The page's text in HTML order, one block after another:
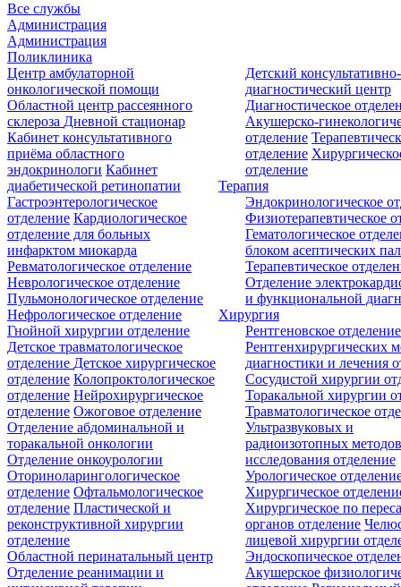
Все службы
Администрация
Администрация
Поликлиника
Центр амбулаторной
онкологической помощи
Областной центр рассеянного
склероза Дневной стационар
Кабинет консультативного
приёма областного
эндокринологи Кабинет
диабетической ретинопатии
Детский консультативно-
диагностический центр
Диагностическое
Акушерско-
отделение
отделение
отделение
Терапия
Гастроэнтерологическое
отделение Кардиологическое
отделение для больных
инфарктом миокарда
Ревматологическое отделение
Неврологическое отделение
Пульмонологическое отделение
Нефрологическое отделение
Эндокринологическое
Физиотерапевтическое
Гематологическое
блоком асептических
Терапевтическое
Отделение
и функциональной
Хирургия
Гнойной хирургии отделение
Детское травматологическое
отделение Детское хирургическое
отделение Колопроктологическое
отделение Нейрохирургическое
отделение Ожоговое отделение
Отделение абдоминальной и
торакальной онкологии
Отделение онкоурологии
Оториноларингологическое
отделение Офтальмологическое
отделение Пластической и
реконструктивной хирургии
отделение
Рентгеновское отделение
Рентгенхирургических
диагностики и лечения
Сосудистой хирургии
Торакальной хирургии
Травматологическое
Ультразвуковых и
радиоизотопных
исследования отделение
Урологическое
Хирургическое
Хирургическое по
органов отделение
лицевой хирургии
Эндоскопическое
Областной перинатальный центр
Отделение реанимации и
Акушерское